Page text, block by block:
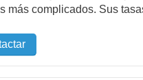
más complicados. Sus